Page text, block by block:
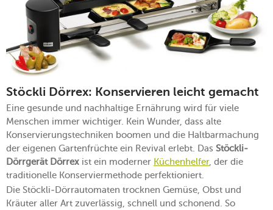
Stöckli Dörrex: Konservieren leicht gemacht
Eine gesunde und nachhaltige Ernährung wird für viele
Menschen immer wichtiger. Kein Wunder, dass alte
Konservierungstechniken boomen und die Haltbarmachung
der eigenen Gartenfrüchte ein Revival erlebt. Das Stöckli-
Dörrgerät Dörrex ist ein moderner Küchenhelfer, der die
traditionelle Konserviermethode perfektioniert.
Die Stöckli-Dörrautomaten trocknen Gemüse, Obst und
Kräuter aller Art zuverlässig, schnell und schonend. So